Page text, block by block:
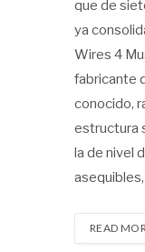
que de
ya
Wires 4
fabricante
conocido,
estructura
la de nivel
READ